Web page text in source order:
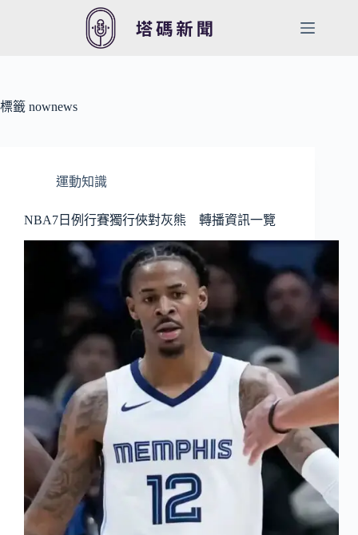
容
標籤 nownews
運動知識
NBA7日例行賽獨行俠對灰熊 轉播資訊一覽